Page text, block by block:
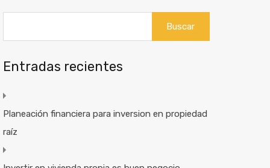
Entradas recientes
Planeación financiera para inversion en propiedad
raíz